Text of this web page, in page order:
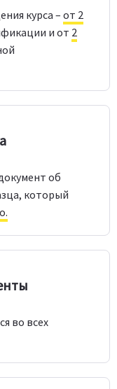
курса – от 2
и от 2
об
который
во всех